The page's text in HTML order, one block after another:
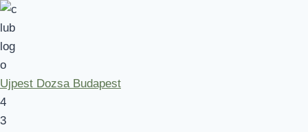
Ujpest Dozsa Budapest
4
3